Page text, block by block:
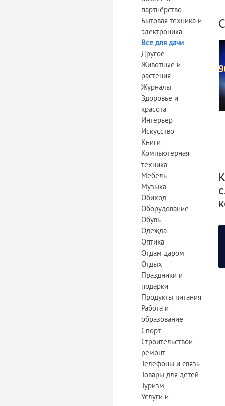
партнёрство
Бытовая техника и
электроника
Все для дачи
Другое
Животные и
растения
Журналы
Здоровье и
красота
Интерьер
Искусство
Книги
Компьютерная
техника
Мебель
Музыка
Обиход
Оборудование
Обувь
Одежда
Оптика
Отдам даром
Отдых
Праздники и
подарки
Продукты питания
Работа и
образование
Спорт
Строительствои
ремонт
Телефоны и связь
Товары для детей
Туризм
Услуги и